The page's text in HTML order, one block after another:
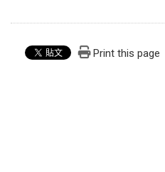
Print this page